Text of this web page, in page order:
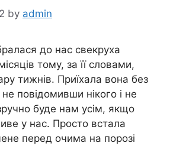
by admin
до нас свекруха
тому, за її словами,
тижнів. Приїхала вона без
повідомивши нікого і не
буде нам усім, якщо
у нас. Просто встала
перед очима на порозі